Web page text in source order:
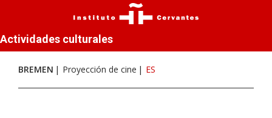
Actividades culturales
BREMEN Proyección de cine ES